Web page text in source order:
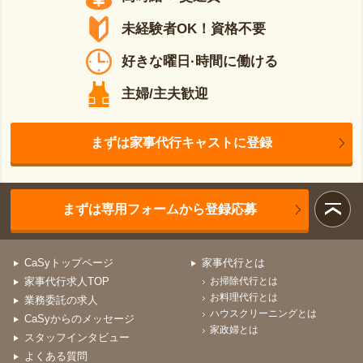
未経験者OK！資格不要
好きな曜日·時間に働ける
主婦/主夫歓迎
まずは家事代行キャストに登録
まずは専用フォームから登録応募
CaSyトップページ
家事代行求人TOP
業務委託の求人
CaSyからのメッセージ
スタッフインタビュー
よくある質問
家事代行とは
お掃除代行とは
お料理代行とは
ハウスクリーニングとは
家政婦とは